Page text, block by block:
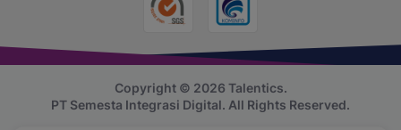
Copyright © 2026 Talentics.
PT Semesta Integrasi Digital. All Rights Reserved.